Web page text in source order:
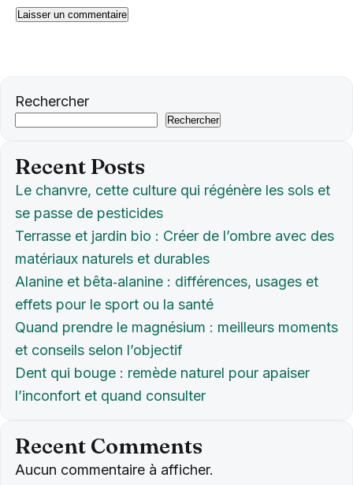
Rechercher
Rechercher
Recent Posts
Le chanvre, cette culture qui régénère les sols et
se passe de pesticides
Terrasse et jardin bio : Créer de l’ombre avec des
matériaux naturels et durables
Alanine et bêta‑alanine : différences, usages et
effets pour le sport ou la santé
Quand prendre le magnésium : meilleurs moments
et conseils selon l’objectif
Dent qui bouge : remède naturel pour apaiser
l’inconfort et quand consulter
Recent Comments
Aucun commentaire à afficher.